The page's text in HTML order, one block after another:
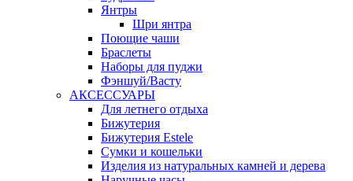
Янтры
Шри янтра
Поющие чаши
Браслеты
Наборы для пуджи
Фэншуй/Васту
АКСЕССУАРЫ
Для летнего отдыха
Бижутерия
Бижутерия Estele
Сумки и кошельки
Изделия из натуральных камней и дерева